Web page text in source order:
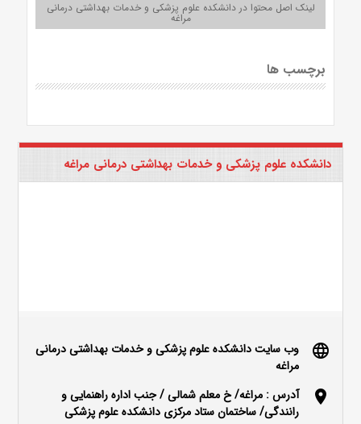
لینک اصل محتوا در دانشکده علوم پزشکی و خدمات بهداشتی درمانی
مراغه
برچسب ها
دانشکده علوم پزشکی و خدمات بهداشتی درمانی مراغه
language
وب سایت دانشکده علوم پزشکی و خدمات بهداشتی درمانی
مراغه
location_on
آدرس : مراغه/ خ معلم شمالی / جنب اداره راهنمایی و
رانندگی/ ساختمان ستاد مرکزی دانشکده علوم پزشکی